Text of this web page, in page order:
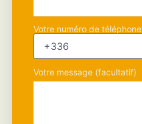
Votre numéro de téléphone
Votre message (facultatif)